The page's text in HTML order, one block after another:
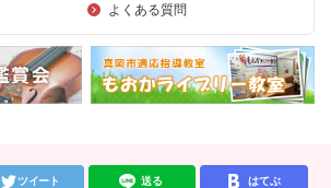
よくある質問
ツイート 送る はてぶ